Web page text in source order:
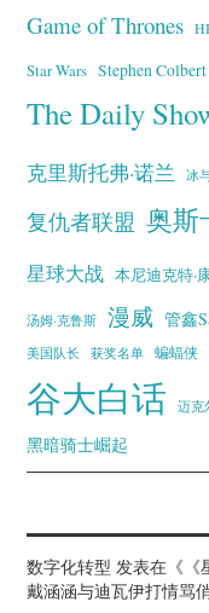
Game of Thrones
Star Wars Stephen Colbert
The Daily
克里斯托弗·诺兰 冰
复仇者联盟 奥斯
星球大战 本尼迪克特·
汤姆·克鲁斯 漫威 管鑫
美国队长
获奖名单 蝙蝠侠
谷大白话 迈克
黑暗骑士崛起
数字化转型 发表在《
戴涵涵与迪瓦伊打情骂